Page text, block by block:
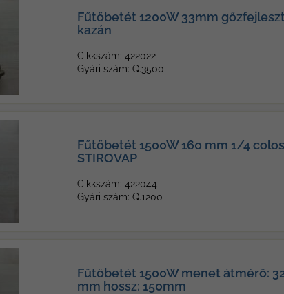
Fűtőbetét 1200W 33mm
kazán
Cikkszám: 422022
Gyári szám: Q.3500
Fűtőbetét 1500W 160 mm 1/4 colos
STIROVAP
Cikkszám: 422044
Gyári szám: Q.1200
Fűtőbetét 1500W menet átmérő:
mm hossz: 150mm